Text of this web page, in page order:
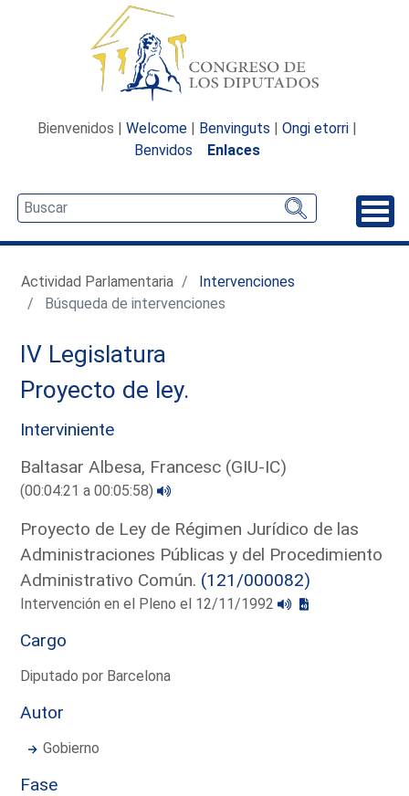
Bienvenidos | Welcome | Benvinguts | Ongi etorri |
Benvidos
Enlaces
Actividad Parlamentaria
Intervenciones
Búsqueda de intervenciones
IV Legislatura
Proyecto de ley.
Interviniente
Baltasar Albesa, Francesc (GIU-IC)
(00:04:21 a 00:05:58)
Proyecto de Ley de Régimen Jurídico de las
Administraciones Públicas y del Procedimiento
Administrativo Común. (121/000082)
Intervención en el Pleno el 12/11/1992
Cargo
Diputado por Barcelona
Autor
Gobierno
Fase